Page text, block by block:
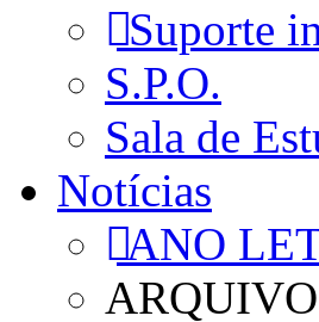
Suporte
S.P.O.
Sala de
Notícias
ANO
ARQUIVO